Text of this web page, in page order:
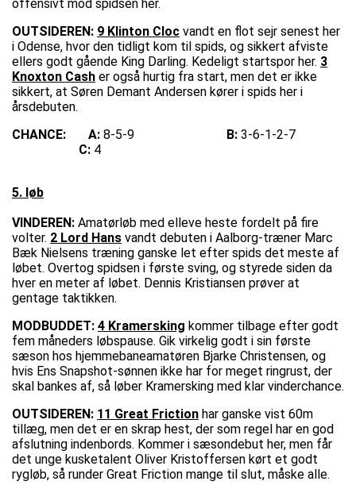
offensivt mod spidsen her.
OUTSIDEREN: 9 Klinton Cloc vandt en flot sejr senest her
i Odense, hvor den tidligt kom til spids, og sikkert afviste
ellers godt gående King Darling. Kedeligt startspor her. 3
Knoxton Cash er også hurtig fra start, men det er ikke
sikkert, at Søren Demant Andersen kører i spids her i
årsdebuten.
CHANCE:
A: 8-5-9 B: 3-6-1-2-7
C: 4
5. løb
VINDEREN: Amatørløb med elleve heste fordelt på fire
volter. 2 Lord Hans vandt debuten i Aalborg-træner Marc
Bæk Nielsens træning ganske let efter spids det meste af
løbet. Overtog spidsen i første sving, og styrede siden da
hver en meter af løbet. Dennis Kristiansen prøver at
gentage taktikken.
MODBUDDET: 4 Kramersking kommer tilbage efter godt
fem måneders løbspause. Gik virkelig godt i sin første
sæson hos hjemmebaneamatøren Bjarke Christensen, og
hvis Ens Snapshot-sønnen ikke har for meget ringrust, der
skal bankes af, så løber Kramersking med klar vinderchance.
OUTSIDEREN: 11 Great Friction har ganske vist 60m
tillæg, men det er en skrap hest, der som regel har en god
afslutning indenbords. Kommer i sæsondebut her, men får
det unge kusketalent Oliver Kristoffersen kørt et godt
rygløb, så runder Great Friction mange til slut, måske alle.